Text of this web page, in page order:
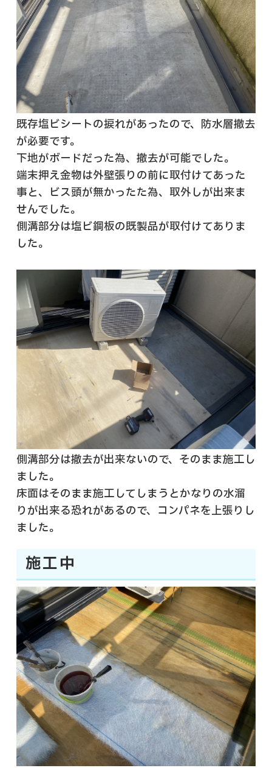
既存塩ビシートの捩れがあったので、防水層撤去
が必要です。
下地がボードだった為、撤去が可能でした。
端末押え金物は外壁張りの前に取付けてあった
事と、ビス頭が無かったた為、取外しが出来ま
せんでした。
側溝部分は塩ビ鋼板の既製品が取付けてありま
した。
側溝部分は撤去が出来ないので、そのまま施工し
ました。
床面はそのまま施工してしまうとかなりの水溜
りが出来る恐れがあるので、コンパネを上張りし
ました。
施工中